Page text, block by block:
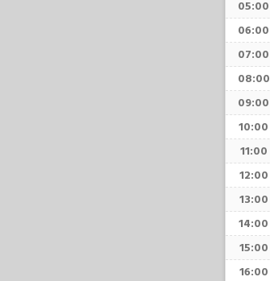
05:00
06:00
07:00
08:00
09:00
10:00
11:00
12:00
13:00
14:00
15:00
16:00